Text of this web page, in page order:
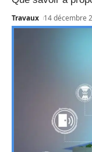
Travaux 14 décembre